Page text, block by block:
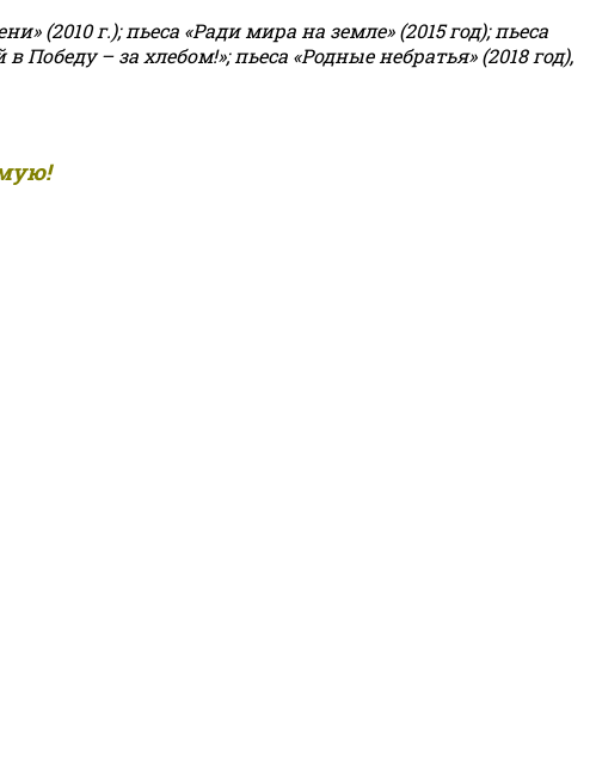
(2010 г.); пьеса «Ради мира на земле» (2015 год); пьеса
в Победу – за хлебом!»;пьеса «Родные небратья» (2018 год),